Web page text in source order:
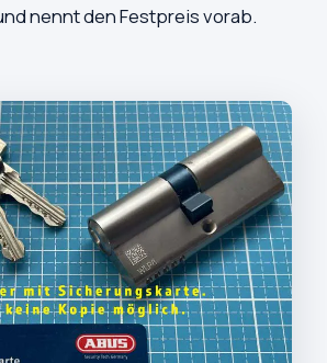
nennt den Festpreis vorab.